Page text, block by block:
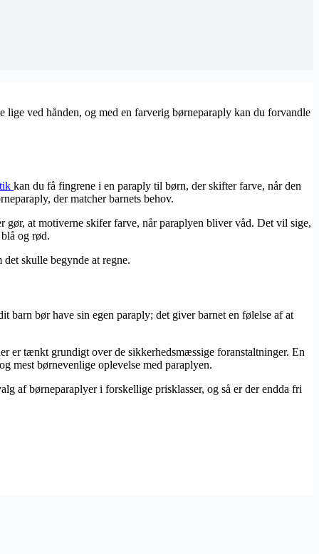
ved hånden, og med en farverig børneparaply kan du forvandle
kan du få fingrene i en paraply til børn, der skifter farve, når den
der matcher barnets behov.
at motiverne skifer farve, når paraplyen bliver våd. Det vil sige,
og rød.
skulle begynde at regne.
bør have sin egen paraply; det giver barnet en følelse af at
er tænkt grundigt over de sikkerhedsmæssige foranstaltninger. En
mest børnevenlige oplevelse med paraplyen.
af børneparaplyer i forskellige prisklasser, og så er der endda fri